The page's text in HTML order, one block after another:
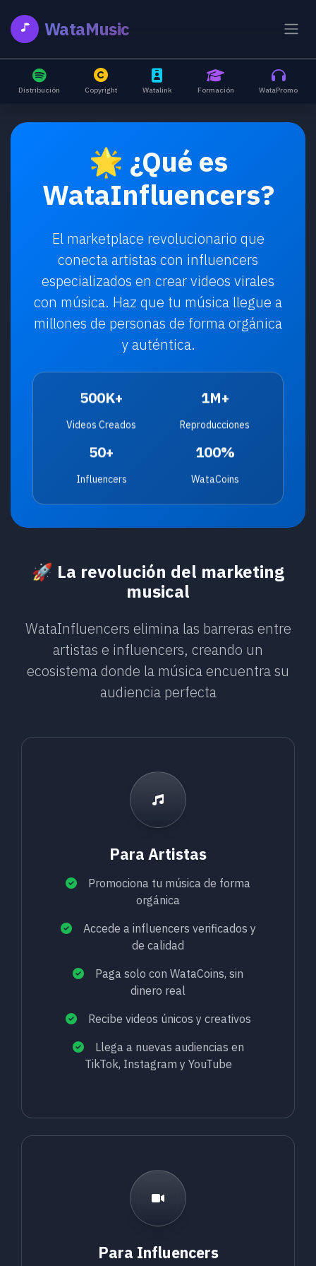
WataMusic
Distribución Copyright Watalink Formación WataPromo
🌟 ¿Qué es
WataInfluencers?
El marketplace revolucionario que
conecta artistas con influencers
especializados en crear videos virales
con música. Haz que tu música llegue a
millones de personas de forma orgánica
y auténtica.
500K+
Videos Creados
1M+
Reproducciones
50+
Influencers
100%
WataCoins
🚀 La revolución del marketing
musical
WataInfluencers elimina las barreras entre
artistas e influencers, creando un
ecosistema donde la música encuentra su
audiencia perfecta
Para Artistas
Promociona tu música de forma
orgánica
Accede a influencers verificados y
de calidad
Paga solo con WataCoins, sin
dinero real
Recibe videos únicos y creativos
Llega a nuevas audiencias en
TikTok, Instagram y YouTube
Para Influencers